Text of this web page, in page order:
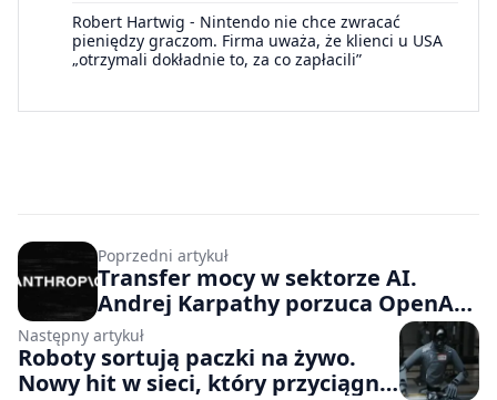
Robert Hartwig - Nintendo nie chce zwracać
pieniędzy graczom. Firma uważa, że klienci u USA
„otrzymali dokładnie to, za co zapłacili”
Poprzedni artykuł
Transfer mocy w sektorze AI.
Andrej Karpathy porzuca OpenAI
na rzecz Anthropic
Następny artykuł
Roboty sortują paczki na żywo.
Nowy hit w sieci, który przyciągnął